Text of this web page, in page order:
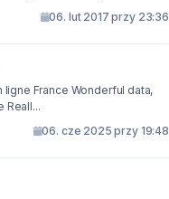
06. lut 2017 przy 23:36
ligne France Wonderful data,
Reall...
06. cze 2025 przy 19:48